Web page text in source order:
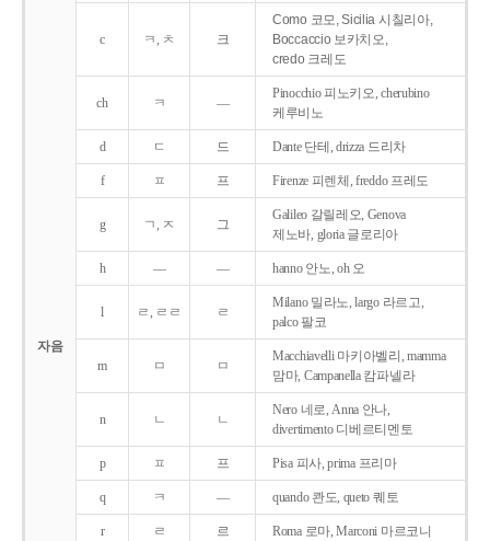
자음
c ㅋ, ㅊ 크
Como 코모, Sicilia 시칠리아,
Boccaccio 보카치오,
credo 크레도
ch ㅋ ―
Pinocchio 피노키오, cherubino
케루비노
d ㄷ 드 Dante 단테, drizza 드리차
f ㅍ 프 Firenze 피렌체, freddo 프레도
g ㄱ, ㅈ 그
Galileo 갈릴레오, Genova
제노바, gloria 글로리아
h ― ― hanno 안노, oh 오
l ㄹ, ㄹㄹ ㄹ
Milano 밀라노, largo 라르고,
palco 팔코
m ㅁ ㅁ
Macchiavelli 마키아벨리, mamma
맘마, Campanella 캄파넬라
n ㄴ ㄴ
Nero 네로, Anna 안나,
divertimento 디베르티멘토
p ㅍ 프 Pisa 피사, prima 프리마
q ㅋ ― quando 콴도, queto 퀘토
r ㄹ 르 Roma 로마, Marconi 마르코니